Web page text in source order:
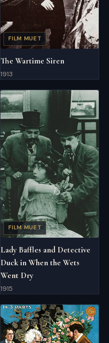
FILM MUET
The Wartime Siren
1913
FILM MUET
Lady Baffles and Detective
Duck in When the Wets
Went Dry
1915